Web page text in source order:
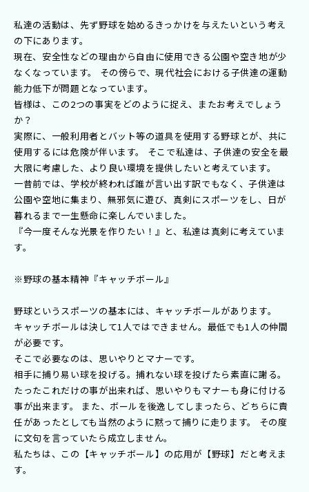
私達の活動は、先ず野球を始めるきっかけを与えたいという考え
の下にあります。
現在、安全性などの理由から自由に使用できる公園や空き地が少
なくなっています。 その傍らで、現代社会における子供達の運動
能力低下が問題となっています。
皆様は、この2つの事実をどのように捉え、またお考えでしょう
か？
実際に、一般利用者とバット等の道具を使用する野球とが、共に
使用するには危険が伴います。 そこで私達は、子供達の安全を最
大限に考慮した、より良い環境を提供したいと考えています。
一昔前では、学校が終われば誰が言い出す訳でもなく、子供達は
公園や空地に集まり、無邪気に遊び、真剣にスポーツをし、日が
暮れるまで一生懸命に楽しんでいました。
『今一度そんな光景を作りたい！』と、私達は真剣に考えていま
す。
※野球の基本精神『キャッチボール』
野球というスポーツの基本には、キャッチボールがあります。
キャッチボールは決して1人ではできません。最低でも1人の仲間
が必要です。
そこで必要なのは、思いやりとマナーです。
相手に捕り易い球を投げる。捕れない球を投げたら素直に謝る。
たったこれだけの事が出来れば、思いやりもマナーも身に付ける
事が出来ます。 また、ボールを後逸してしまったら、どちらに責
任があったとしても当然のように黙って捕りに走ります。 その度
に文句を言っていたら成立しません。
私たちは、この【キャッチボール】の応用が【野球】だと考えま
す。